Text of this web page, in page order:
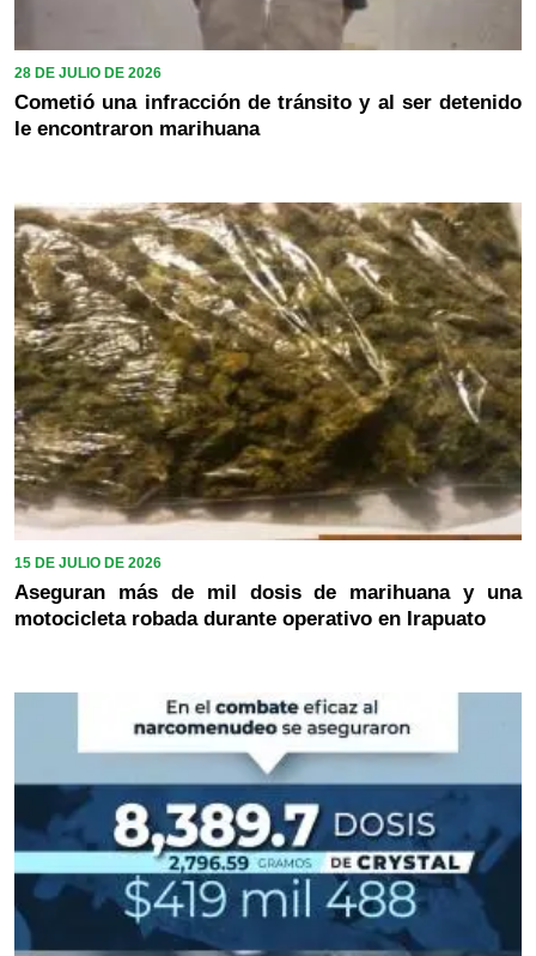
28 DE JULIO DE 2026
Cometió una infracción de tránsito y al ser detenido
le encontraron marihuana
15 DE JULIO DE 2026
Aseguran más de mil dosis de marihuana y una
motocicleta robada durante operativo en Irapuato